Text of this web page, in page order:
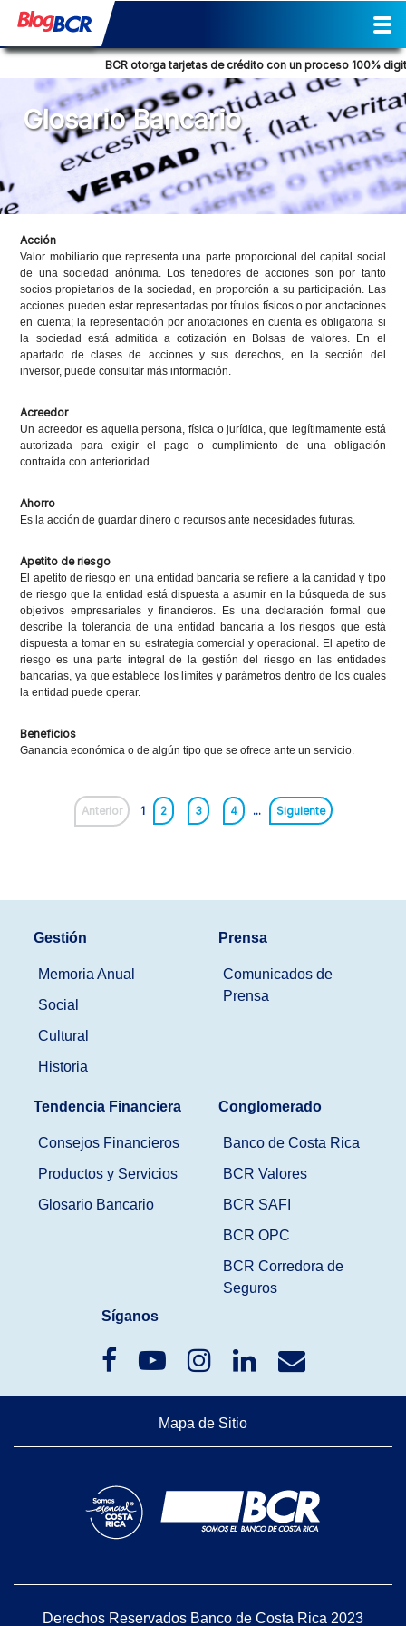
BCR otorga tarjetas de crédito con un proceso 100%
Glosario Bancario
Acción
Valor mobiliario que representa una parte proporcional del capital social
de una sociedad anónima. Los tenedores de acciones son por tanto
socios propietarios de la sociedad, en proporción a su participación. Las
acciones pueden estar representadas por títulos físicos o por anotaciones
en cuenta; la representación por anotaciones en cuenta es obligatoria si
la sociedad está admitida a cotización en Bolsas de valores. En el
apartado de clases de acciones y sus derechos, en la sección del
inversor, puede consultar más información.
Acreedor
Un acreedor es aquella persona, física o jurídica, que legítimamente está
autorizada para exigir el pago o cumplimiento de una obligación
contraída con anterioridad.
Ahorro
Es la acción de guardar dinero o recursos ante necesidades futuras.
Apetito de riesgo
El apetito de riesgo en una entidad bancaria se refiere a la cantidad y tipo
de riesgo que la entidad está dispuesta a asumir en la búsqueda de sus
objetivos empresariales y financieros. Es una declaración formal que
describe la tolerancia de una entidad bancaria a los riesgos que está
dispuesta a tomar en su estrategia comercial y operacional. El apetito de
riesgo es una parte integral de la gestión del riesgo en las entidades
bancarias, ya que establece los límites y parámetros dentro de los cuales
la entidad puede operar.
Beneficios
Ganancia económica o de algún tipo que se ofrece ante un servicio.
Anterior 1 2 3 4 ... Siguiente
Gestión
Memoria Anual
Social
Cultural
Historia
Prensa
Comunicados de
Prensa
Tendencia Financiera
Consejos Financieros
Productos y Servicios
Glosario Bancario
Conglomerado
Banco de Costa Rica
BCR Valores
BCR SAFI
BCR OPC
BCR Corredora de
Seguros
Síganos
Mapa de Sitio
Derechos Reservados Banco de Costa Rica 2023